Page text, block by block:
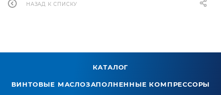
НАЗАД К СПИСКУ
КАТАЛОГ
ВИНТОВЫЕ МАСЛОЗАПОЛНЕННЫЕ КОМПРЕССОРЫ